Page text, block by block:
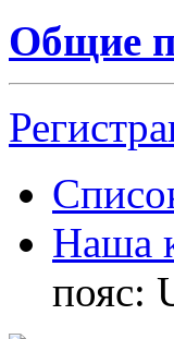
Общие
Наша
пояс: